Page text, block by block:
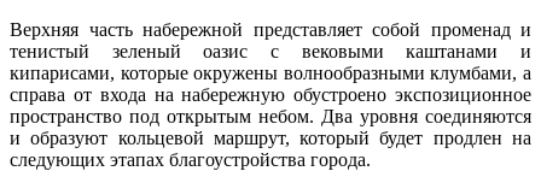
Верхняя часть набережной представляет собой променад и
тенистый зеленый оазис с вековыми каштанами и
кипарисами, которые окружены волнообразными клумбами, а
справа от входа на набережную обустроено экспозиционное
пространство под открытым небом. Два уровня соединяются
и образуют кольцевой маршрут, который будет продлен на
следующих этапах благоустройства города.